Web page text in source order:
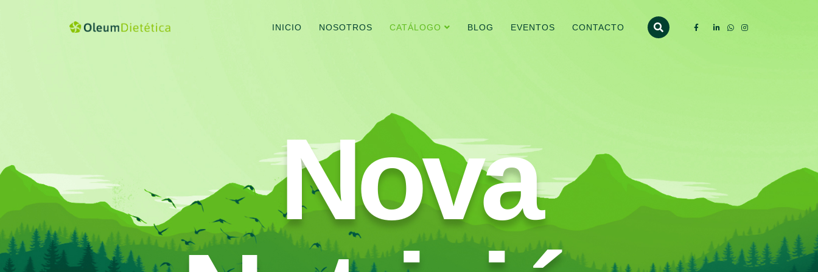
INICIO NOSOTROS CATÁLOGO BLOG EVENTOS CONTACTO
Nova